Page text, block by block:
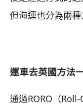
但海運也分為兩
運車去英國方法
通過RORO（